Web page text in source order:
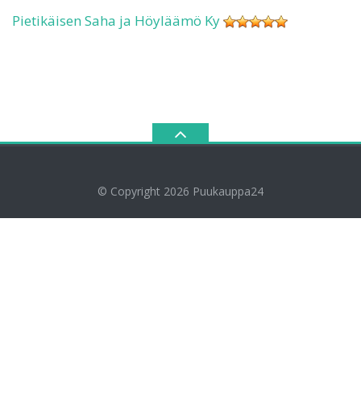
Pietikäisen Saha ja Höyläämö Ky
© Copyright 2026 Puukauppa24